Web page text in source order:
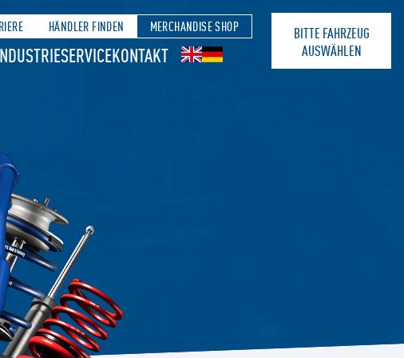
HÄNDLER FINDEN MERCHANDISE SHOP
SERVICEKONTAKT
BITTE FAHRZEUG
AUSWÄHLEN